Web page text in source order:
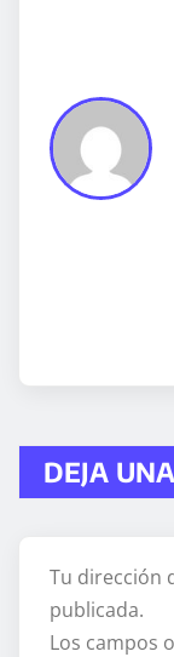
DEJA
Tu dirección
publicada.
Los campos